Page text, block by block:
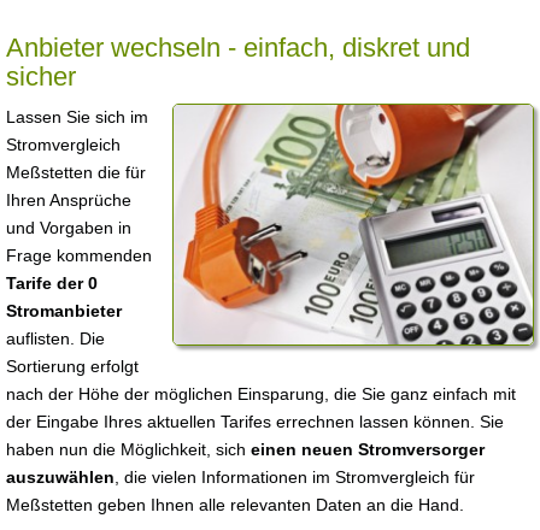
Anbieter wechseln - einfach, diskret und
sicher
Lassen Sie sich im
Stromvergleich
Meßstetten die für
Ihren Ansprüche
und Vorgaben in
Frage kommenden
Tarife der 0
Stromanbieter
auflisten. Die
Sortierung erfolgt
nach der Höhe der möglichen Einsparung, die Sie ganz einfach mit
der Eingabe Ihres aktuellen Tarifes errechnen lassen können. Sie
haben nun die Möglichkeit, sich einen neuen Stromversorger
auszuwählen , die vielen Informationen im Stromvergleich für
Meßstetten geben Ihnen alle relevanten Daten an die Hand.